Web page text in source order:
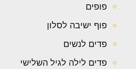
פופים
פוף ישיבה לסלון
פדים לנשים
פדים לילה לגיל השלישי